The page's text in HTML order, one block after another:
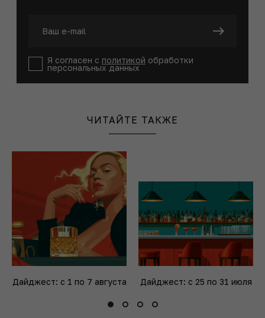
Я согласен с политикой обработки
персональных данных
ЧИТАЙТЕ ТАКЖЕ
Дайджест: с 1 по 7 августа Дайджест: с 25 по 31 июля